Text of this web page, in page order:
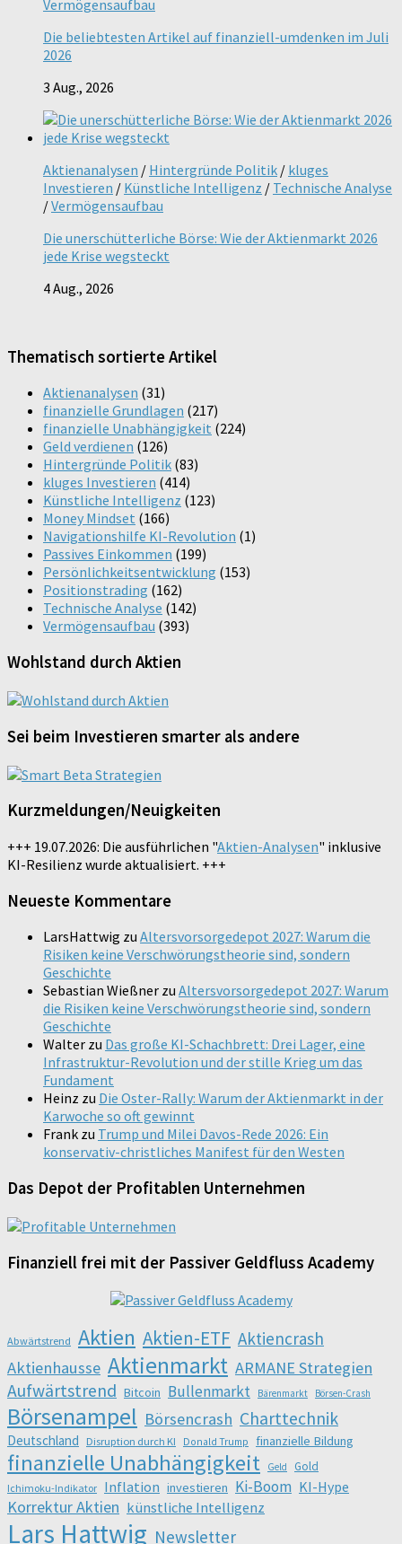
Vermögensaufbau
Die beliebtesten Artikel auf finanziell-umdenken im Juli
2026
3 Aug., 2026
Aktienanalysen / Hintergründe Politik / kluges
Investieren / Künstliche Intelligenz / Technische Analyse
/Vermögensaufbau
Die unerschütterliche Börse: Wie der Aktienmarkt 2026
jede Krise wegsteckt
4 Aug., 2026
Thematisch sortierte Artikel
Aktienanalysen (31)
finanzielle Grundlagen (217)
finanzielle Unabhängigkeit (224)
Geld verdienen (126)
Hintergründe Politik (83)
kluges Investieren (414)
Künstliche Intelligenz (123)
Money Mindset (166)
Navigationshilfe KI-Revolution (1)
Passives Einkommen (199)
Persönlichkeitsentwicklung (153)
Positionstrading (162)
Technische Analyse (142)
Vermögensaufbau (393)
Wohlstand durch Aktien
Sei beim Investieren smarter als andere
Kurzmeldungen/Neuigkeiten
+++ 19.07.2026: Die ausführlichen "Aktien-Analysen" inklusive
KI-Resilienz wurde aktualisiert. +++
Neueste Kommentare
LarsHattwig zu Altersvorsorgedepot 2027: Warum die
Risiken keine Verschwörungstheorie sind, sondern
Geschichte
Sebastian Wießner zu Altersvorsorgedepot 2027: Warum
die Risiken keine Verschwörungstheorie sind, sondern
Geschichte
Walter zu Das große KI-Schachbrett: Drei Lager, eine
Infrastruktur-Revolution und der stille Krieg um das
Fundament
Heinz zu Die Oster-Rally: Warum der Aktienmarkt in der
Karwoche so oft gewinnt
Frank zu Trump und Milei Davos-Rede 2026: Ein
konservativ-christliches Manifest für den Westen
Das Depot der Profitablen Unternehmen
Finanziell frei mit der Passiver Geldfluss Academy
Abwärtstrend Aktien Aktien-ETF Aktiencrash
Aktienhausse Aktienmarkt ARMANE Strategien
Aufwärtstrend Bitcoin Bullenmarkt Bärenmarkt Börsen-Crash
Börsenampel Börsencrash Charttechnik
Deutschland Disruption durch KI Donald Trump finanzielle Bildung
finanzielle Unabhängigkeit Geld Gold
Ichimoku-Indikator Inflation investieren Ki-Boom KI-Hype
Korrektur Aktien künstliche Intelligenz
Lars Hattwig Newsletter